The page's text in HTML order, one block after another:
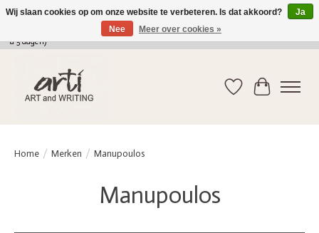
verkoop@arti-artandwriting.be/ +32 (0)471 41 82 41 / GRATIS verzending > 75 euro (2
a 5 dagen)
Verlanglijst
Home / Merken / Manupoulos
Manupoulos
Wij slaan cookies op om onze website te verbeteren. Is dat akkoord?
Ja
Nee
Meer over cookies »